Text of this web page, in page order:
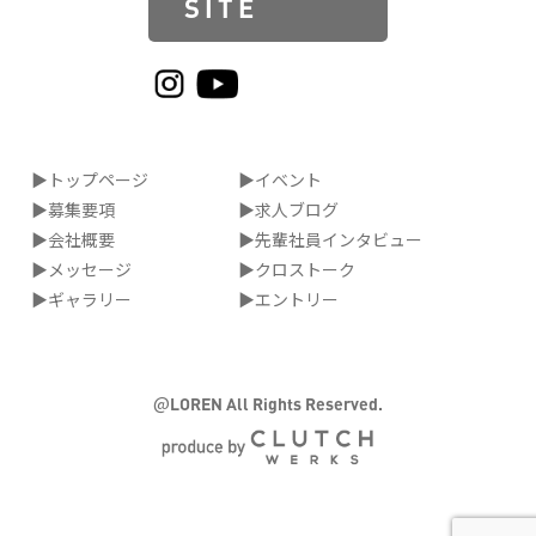
SITE
▶トップページ
▶募集要項
▶会社概要
▶メッセージ
▶ギャラリー
▶イベント
▶求人ブログ
▶先輩社員インタビュー
▶クロストーク
▶エントリー
@LOREN All Rights Reserved.